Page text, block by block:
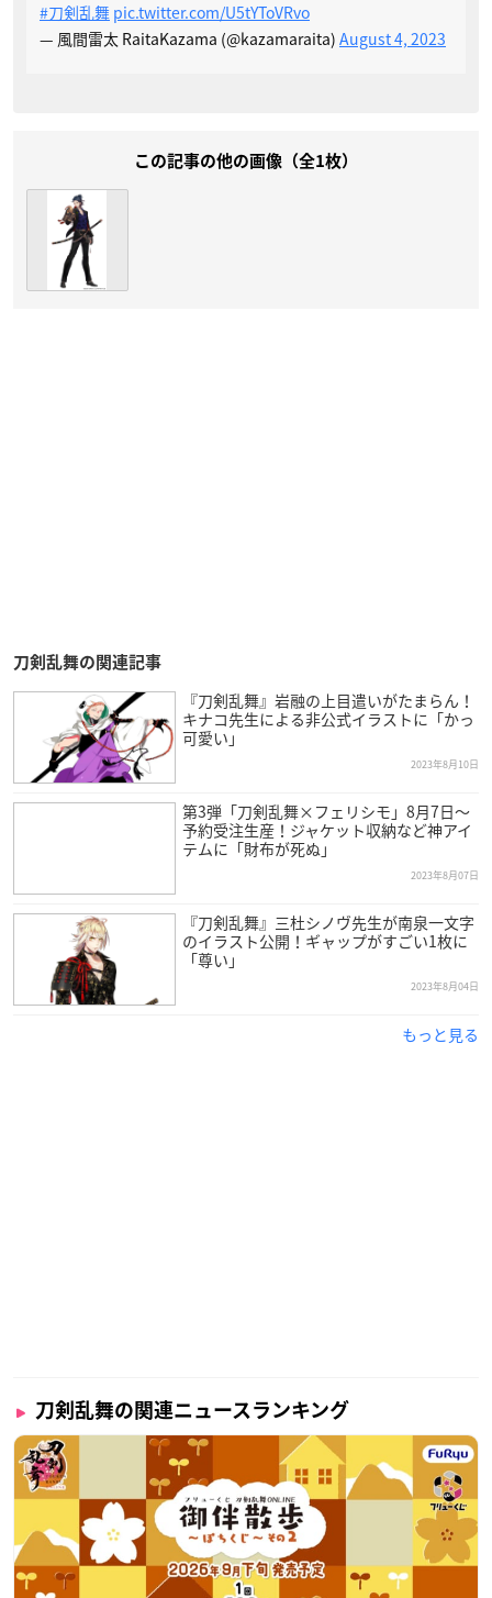
#刀剣乱舞 pic.twitter.com/U5tYToVRvo
— 風間雷太 RaitaKazama (@kazamaraita) August 4, 2023
この記事の他の画像（全1枚）
刀剣乱舞の関連記事
『刀剣乱舞』岩融の上目遣いがたまらん！
キナコ先生による非公式イラストに「かっ
可愛い」
2023年8月10日
第3弾「刀剣乱舞×フェリシモ」8月7日〜
予約受注生産！ジャケット収納など神アイ
テムに「財布が死ぬ」
2023年8月07日
『刀剣乱舞』三杜シノヴ先生が南泉一文字
のイラスト公開！ギャップがすごい1枚に
「尊い」
2023年8月04日
もっと見る
刀剣乱舞の関連ニュースランキング